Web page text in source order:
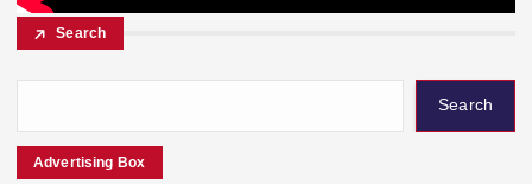
Search
Search
Advertising Box